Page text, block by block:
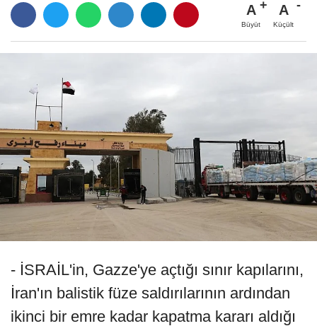
A
Büyüt
A
Küçült
- İSRAİL'in, Gazze'ye açtığı sınır kapılarını,
İran'ın balistik füze saldırılarının ardından
ikinci bir emre kadar kapatma kararı aldığı